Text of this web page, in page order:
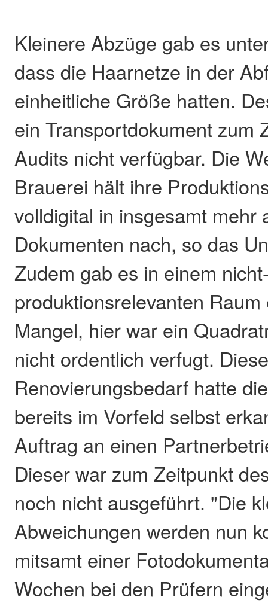
Kleinere Abzüge gab es
dass die Haarnetze in der
einheitliche Größe hatten.
ein Transportdokument zum
Audits nicht verfügbar. Die
Brauerei hält ihre
volldigital in insgesamt mehr
Dokumenten nach, so das
Zudem gab es in einem
produktionsrelevanten
Mangel, hier war ein
nicht ordentlich verfugt.
Renovierungsbedarf hatte
bereits im Vorfeld selbst
Auftrag an einen
Dieser war zum Zeitpunkt
noch nicht ausgeführt. "Die
Abweichungen werden nun
mitsamt einer
Wochen bei den Prüfern